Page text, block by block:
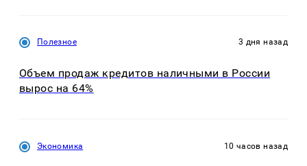
Полезное 3 дня назад
Объем продаж кредитов наличными в России
вырос на 64%
Экономика 10 часов назад